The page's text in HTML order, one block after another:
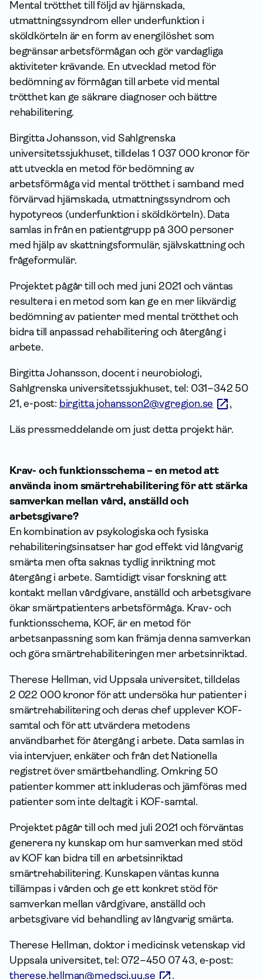
Mental trötthet till följd av hjärnskada,
utmattningssyndrom eller underfunktion i
sköldkörteln är en form av energilöshet som
begränsar arbetsförmågan och gör vardagliga
aktiviteter krävande. En utvecklad metod för
bedömning av förmågan till arbete vid mental
trötthet kan ge säkrare diagnoser och bättre
rehabilitering.
Birgitta Johansson, vid Sahlgrenska
universitetssjukhuset, tilldelas 1 037 000 kronor för
att utveckla en metod för bedömning av
arbetsförmåga vid mental trötthet i samband med
förvärvad hjärnskada, utmattningssyndrom och
hypotyreos (underfunktion i sköldkörteln). Data
samlas in från en patientgrupp på 300 personer
med hjälp av skattningsformulär, självskattning och
frågeformulär.
Projektet pågår till och med juni 2021 och väntas
resultera i en metod som kan ge en mer likvärdig
bedömning av patienter med mental trötthet och
bidra till anpassad rehabilitering och återgång i
arbete.
Birgitta Johansson, docent i neurobiologi,
Sahlgrenska universitetssjukhuset, tel: 031–342 50
21, e-post: birgitta.johansson2@vgregion.se .
Läs pressmeddelande om just detta projekt här.
Krav- och funktionsschema – en metod att
använda inom smärtrehabilitering för att stärka
samverkan mellan vård, anställd och
arbetsgivare?
En kombination av psykologiska och fysiska
rehabiliteringsinsatser har god effekt vid långvarig
smärta men ofta saknas tydlig inriktning mot
återgång i arbete. Samtidigt visar forskning att
kontakt mellan vårdgivare, anställd och arbetsgivare
ökar smärtpatienters arbetsförmåga. Krav- och
funktionsschema, KOF, är en metod för
arbetsanpassning som kan främja denna samverkan
och göra smärtrehabiliteringen mer arbetsinriktad.
Therese Hellman, vid Uppsala universitet, tilldelas
2 022 000 kronor för att undersöka hur patienter i
smärtrehabilitering och deras chef upplever KOF-
samtal och för att utvärdera metodens
användbarhet för återgång i arbete. Data samlas in
via intervjuer, enkäter och från det Nationella
registret över smärtbehandling. Omkring 50
patienter kommer att inkluderas och jämföras med
patienter som inte deltagit i KOF-samtal.
Projektet pågår till och med juli 2021 och förväntas
generera ny kunskap om hur samverkan med stöd
av KOF kan bidra till en arbetsinriktad
smärtrehabilitering. Kunskapen väntas kunna
tillämpas i vården och ge ett konkret stöd för
samverkan mellan vårdgivare, anställd och
arbetsgivare vid behandling av långvarig smärta.
Therese Hellman, doktor i medicinsk vetenskap vid
Uppsala universitet, tel: 072–450 07 43, e-post:
therese.hellman@medsci.uu.se
.